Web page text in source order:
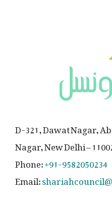
D-321, Dawat Nagar,
Nagar, New Delhi –
Phone:+91-9582050234
Email: